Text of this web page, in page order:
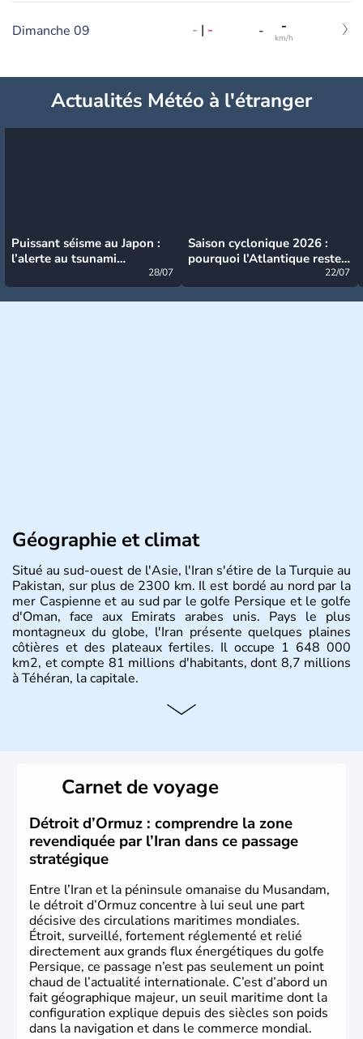
Dimanche 09 - | - - -
km/h
Actualités Météo à l'étranger
Puissant séisme au Japon :
l’alerte au tsunami
28/07
Saison cyclonique 2026 :
pourquoi l’Atlantique reste
22/07
Géographie et climat
Situé au sud-ouest de l'Asie, l'Iran s'étire de la Turquie au
Pakistan, sur plus de 2300 km. Il est bordé au nord par la
mer Caspienne et au sud par le golfe Persique et le golfe
d'Oman, face aux Emirats arabes unis. Pays le plus
montagneux du globe, l'Iran présente quelques plaines
côtières et des plateaux fertiles. Il occupe 1 648 000
km2, et compte 81 millions d'habitants, dont 8,7 millions
à Téhéran, la capitale.
Carnet de voyage
Détroit d’Ormuz : comprendre la zone
revendiquée par l’Iran dans ce passage
stratégique
Entre l’Iran et la péninsule omanaise du Musandam,
le détroit d’Ormuz concentre à lui seul une part
décisive des circulations maritimes mondiales.
Étroit, surveillé, fortement réglementé et relié
directement aux grands flux énergétiques du golfe
Persique, ce passage n’est pas seulement un point
chaud de l’actualité internationale. C’est d’abord un
fait géographique majeur, un seuil maritime dont la
configuration explique depuis des siècles son poids
dans la navigation et dans le commerce mondial.